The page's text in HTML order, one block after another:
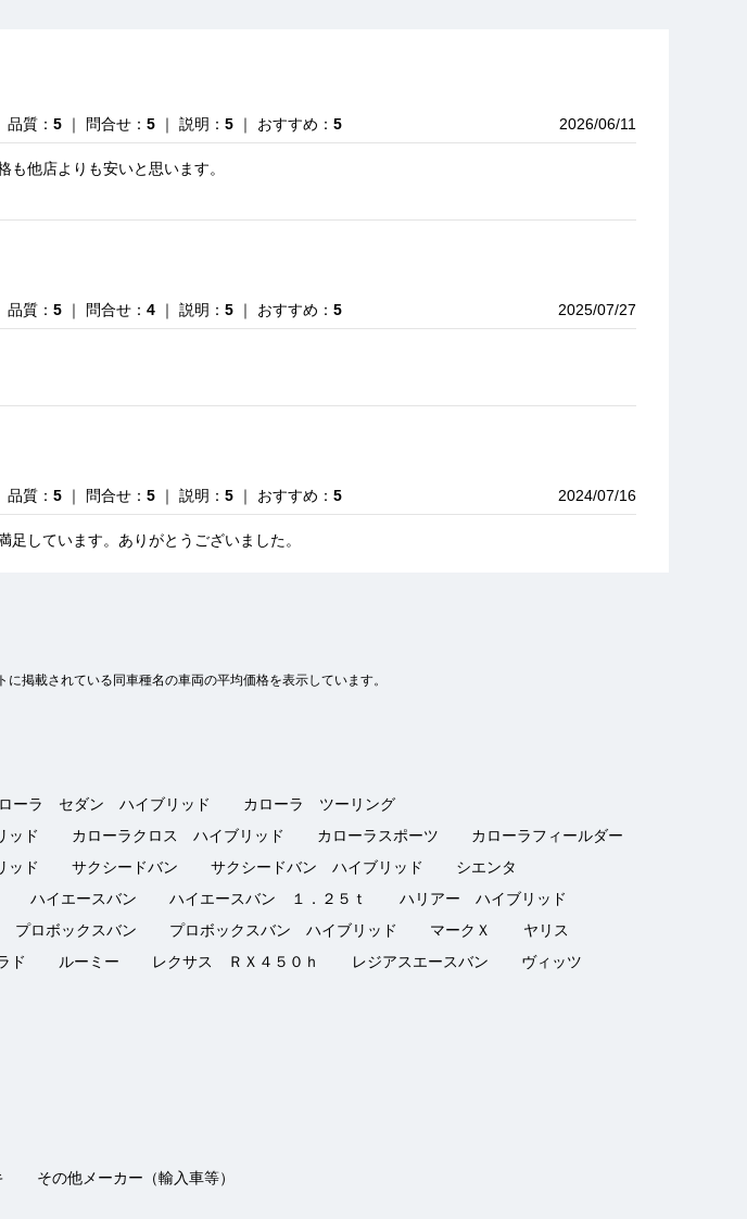
品質： 5 ｜ 問合せ： 5 ｜ 説明： 5 ｜ おすすめ： 5 2026/06/11
他店よりも安いと思います。
品質： 5 ｜ 問合せ： 4 ｜ 説明： 5 ｜ おすすめ： 5 2025/07/27
品質： 5 ｜ 問合せ： 5 ｜ 説明： 5 ｜ おすすめ： 5 2024/07/16
しています。ありがとうございました。
アフター：3｜ 品質：3｜ 説明：5｜ おすすめ：4
準備など動きやすかったです。分からない事を質問するとすぐ回答を頂き助かりました。
アフター： ｜ 品質： ｜ 説明：4 ｜ おすすめ： 2022/06/12
ました。担当の方の対応もよかったです。
掲載されている同車種名の車両の平均価格を表示しています。
ーラ セダン ハイブリッド
カローラ ツーリング
ッド カローラクロス ハイブリッド カローラスポーツ
カローラフィールダー
ッド サクシードバン サクシードバン ハイブリッド
シエンタ
ハイエースバン ハイエースバン １．２５ｔ
ハリアー ハイブリッド
プロボックスバン プロボックスバン ハイブリッド マークＸ
ヤリス
ド ルーミー レクサス ＲＸ４５０ｈ レジアスエースバン
ヴィッツ
その他メーカー（輸入車等）